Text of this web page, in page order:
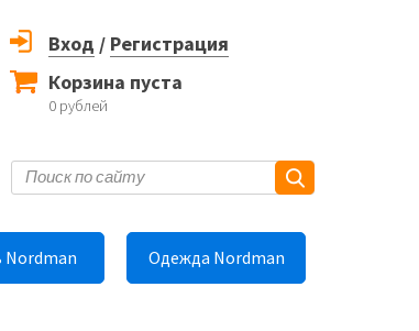
Вход / Регистрация
Корзина пуста
0 рублей
Nordman Одежда Nordman